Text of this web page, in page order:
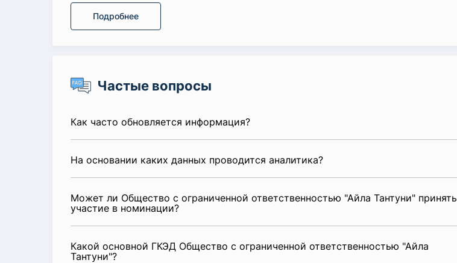
Подробнее
Частые вопросы
Как часто обновляется информация?
На основании каких данных проводится аналитика?
Может ли Общество с ограниченной ответственностью "Айла Тантуни" принять
участие в номинации?
Какой основной ГКЭД Общество с ограниченной ответственностью "Айла
Тантуни"?